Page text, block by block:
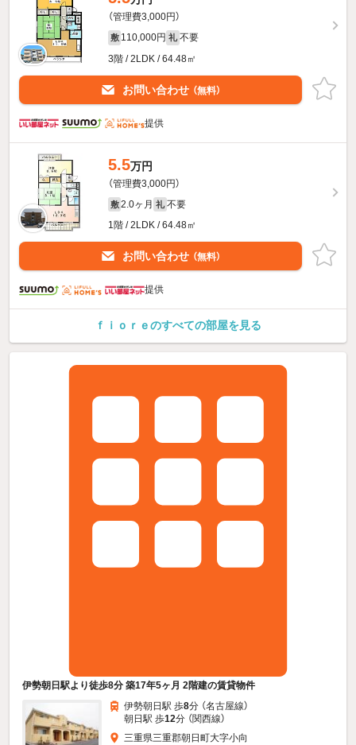
（管理費3,000円）
敷 110,000円 礼 不要
3階 / 2LDK / 64.48㎡
お問い合わせ （無料）
提供
5.5万円
（管理費3,000円）
敷 2.0ヶ月 礼 不要
1階 / 2LDK / 64.48㎡
お問い合わせ （無料）
提供
ｆｉｏｒｅのすべての部屋を見る
伊勢朝日駅より徒歩8分 築17年5ヶ月 2階建の賃貸物件
伊勢朝日駅 歩8分 （名古屋線）
朝日駅 歩12分 （関西線）
三重県三重郡朝日町大字小向